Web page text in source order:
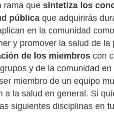
rama que sintetiza los
pública que adquirirás
en la comunidad
y promover la salud de la
de los miembros con
y de la comunidad en
miembro de un equipo
a la salud en general. Si
siguientes disciplinas en